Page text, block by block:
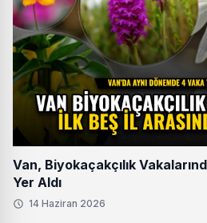
Van, Biyokaçakçılık
Yer Aldı
14 Haziran 2026